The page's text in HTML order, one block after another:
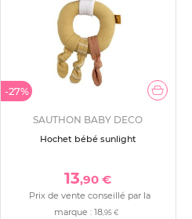
-27%
SAUTHON BABY DECO
Hochet bébé sunlight
13,90 €
Prix de vente conseillé par la
marque : 18,95 €